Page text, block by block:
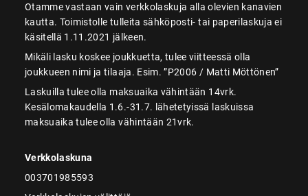
Otamme vastaan vain verkkolaskuja alla olevien kanavien
kautta. Toimistolle tulleita sähköposti- tai paperilaskuja ei
käsitellä 1.11.2021 jälkeen.
Mikäli lasku koskee joukkuetta, tulee viitteessä olla
joukkueen nimi ja tilaaja. Esim. ”P2006 / Matti Möttönen”
Laskuilla tulee olla maksuaika vähintään 14vrk.
Kesälomakaudella 1.6.-31.7. lähetetyissä laskuissa
maksuaika tulee olla vähintään 21vrk.
Verkkolaskuna
003701985593